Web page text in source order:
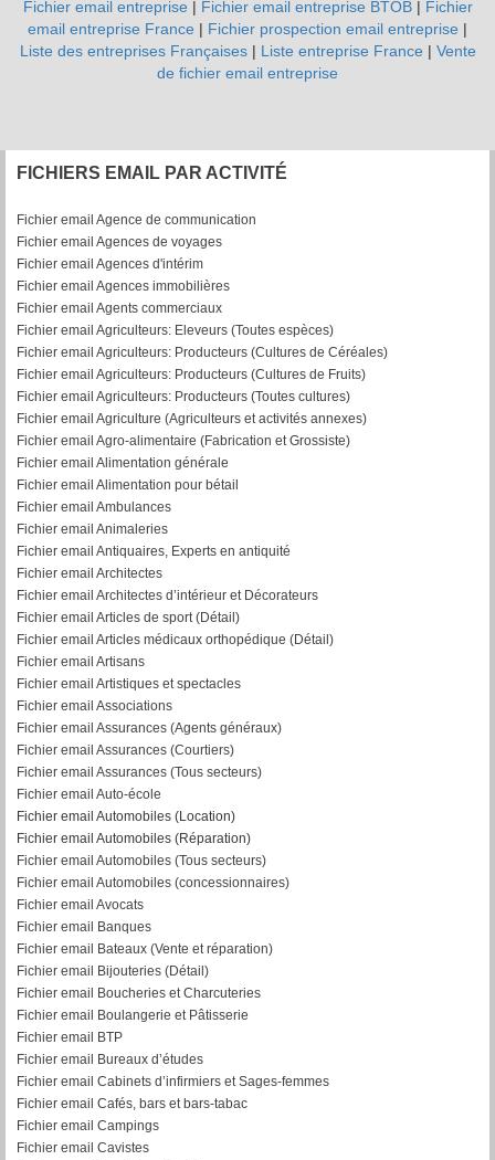
Fichier email entreprise | Fichier email entreprise BTOB| Fichier
email entreprise France | Fichier prospection email entreprise |
Liste des entreprises Françaises| Liste entreprise France | Vente
de fichier email entreprise
FICHIERS EMAIL PAR ACTIVITÉ
Fichier email Agence de communication
Fichier email Agences de voyages
Fichier email Agences d'intérim
Fichier email Agences immobilières
Fichier email Agents commerciaux
Fichier email Agriculteurs: Eleveurs (Toutes espèces)
Fichier email Agriculteurs: Producteurs (Cultures de Céréales)
Fichier email Agriculteurs: Producteurs (Cultures de Fruits)
Fichier email Agriculteurs: Producteurs (Toutes cultures)
Fichier email Agriculture (Agriculteurs et activités annexes)
Fichier email Agro-alimentaire (Fabrication et Grossiste)
Fichier email Alimentation générale
Fichier email Alimentation pour bétail
Fichier email Ambulances
Fichier email Animaleries
Fichier email Antiquaires, Experts en antiquité
Fichier email Architectes
Fichier email Architectes d’intérieur et Décorateurs
Fichier email Articles de sport (Détail)
Fichier email Articles médicaux orthopédique (Détail)
Fichier email Artisans
Fichier email Artistiques et spectacles
Fichier email Associations
Fichier email Assurances (Agents généraux)
Fichier email Assurances (Courtiers)
Fichier email Assurances (Tous secteurs)
Fichier email Auto-école
Fichier email Automobiles (Location)
Fichier email Automobiles (Réparation)
Fichier email Automobiles (Tous secteurs)
Fichier email Automobiles (concessionnaires)
Fichier email Avocats
Fichier email Banques
Fichier email Bateaux (Vente et réparation)
Fichier email Bijouteries (Détail)
Fichier email Boucheries et Charcuteries
Fichier email Boulangerie et Pâtisserie
Fichier email BTP
Fichier email Bureaux d’études
Fichier email Cabinets d’infirmiers et Sages-femmes
Fichier email Cafés, bars et bars-tabac
Fichier email Campings
Fichier email Cavistes